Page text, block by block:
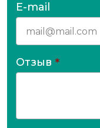
E-mail
Отзыв *